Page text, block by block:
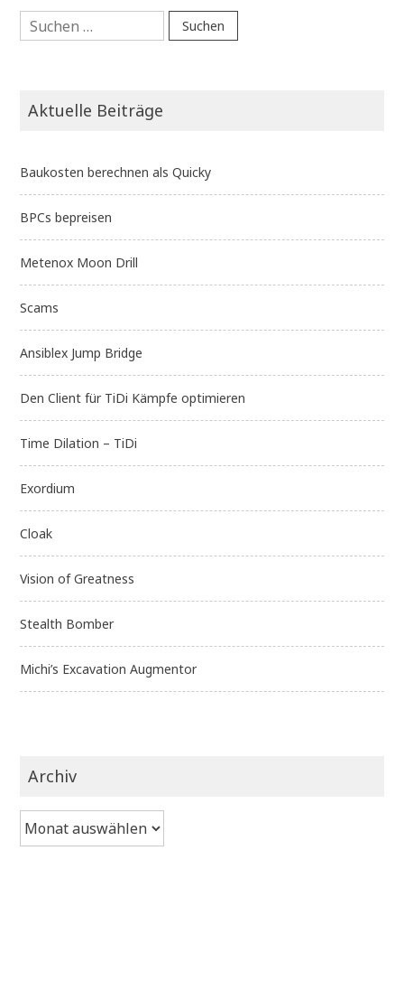
Suchen
nach:
Aktuelle Beiträge
Baukosten berechnen als Quicky
BPCs bepreisen
Metenox Moon Drill
Scams
Ansiblex Jump Bridge
Den Client für TiDi Kämpfe optimieren
Time Dilation – TiDi
Exordium
Cloak
Vision of Greatness
Stealth Bomber
Michi’s Excavation Augmentor
Archiv
Archiv